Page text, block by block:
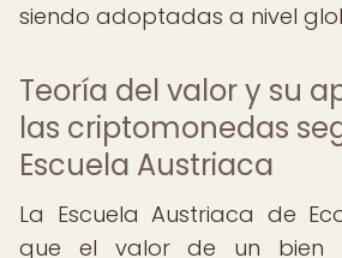
siendo adoptadas a nivel
Teoría del valor y su
las criptomonedas
Escuela Austriaca
La Escuela Austriaca de
que el valor de un bien